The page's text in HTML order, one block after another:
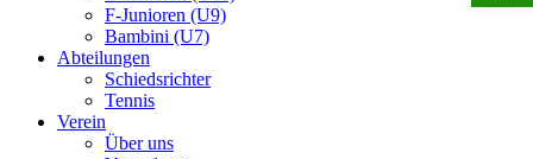
F-Junioren (U9)
Bambini (U7)
Abteilungen
Schiedsrichter
Tennis
Verein
Über uns